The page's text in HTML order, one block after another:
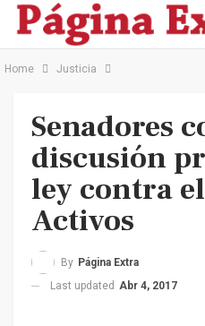
Home Justicia
Senadores
discusión
ley contra
Activos
By Página Extra
Last updated Abr 4, 2017